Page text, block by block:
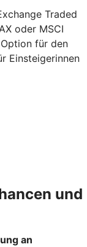
Traded
oder MSCI
für den
Einsteigerinnen
und
an